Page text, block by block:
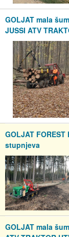
GOLJAT mala
JUSSI ATV
GOLJAT
stupnjeva
GOLJAT mala